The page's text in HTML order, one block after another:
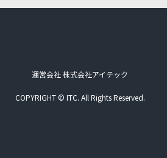
運営会社 株式会社アイテック
COPYRIGHT © ITC. All Rights Reserved.